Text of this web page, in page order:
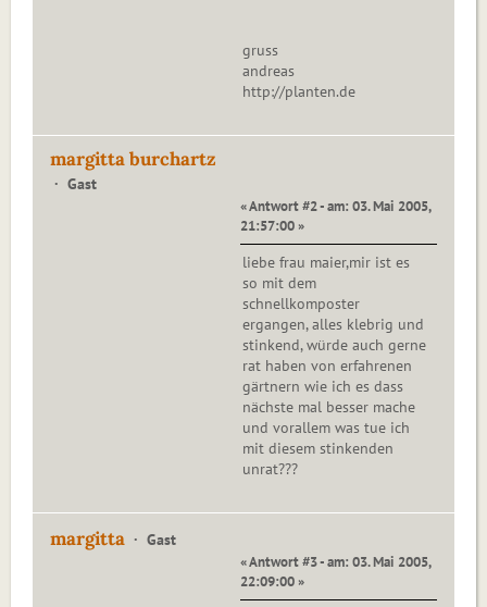
gruss
andreas
http://planten.de
margitta burchartz
Gast
« Antwort #2 - am: 03. Mai 2005,
21:57:00 »
liebe frau maier,mir ist es
so mit dem
schnellkomposter
ergangen, alles klebrig und
stinkend, würde auch gerne
rat haben von erfahrenen
gärtnern wie ich es dass
nächste mal besser mache
und vorallem was tue ich
mit diesem stinkenden
unrat???
margitta Gast
« Antwort #3 - am: 03. Mai 2005,
22:09:00 »